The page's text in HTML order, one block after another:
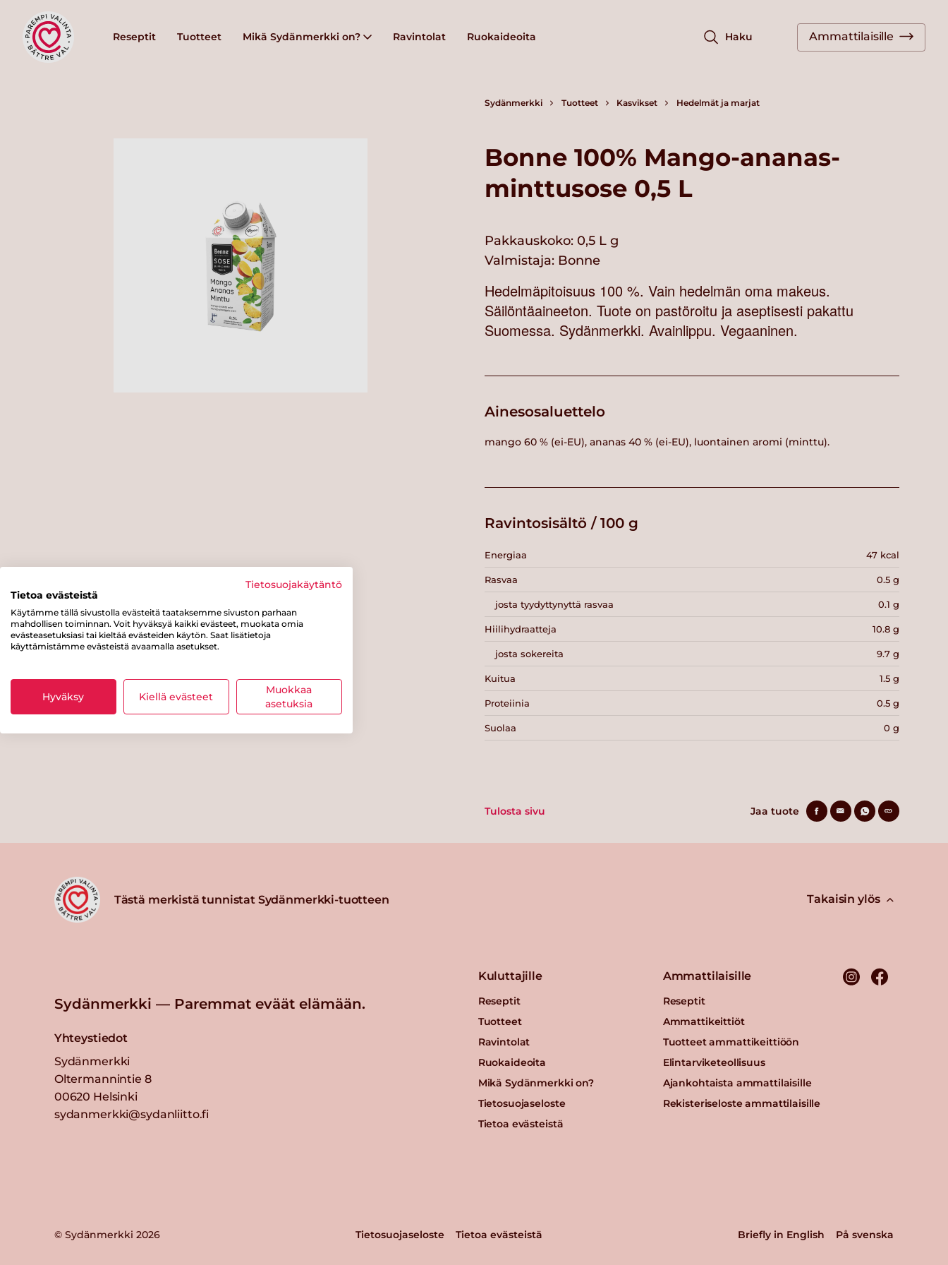
Reseptit Tuotteet Mikä Sydänmerkki on? Ravintolat Ruokaideoita Haku Ammattilaisille
Sydänmerkki Tuotteet Kasvikset Hedelmät ja marjat
Bonne 100% Mango-ananas-
minttusose 0,5 L
Pakkauskoko: 0,5 L g
Valmistaja: Bonne
Hedelmäpitoisuus 100 %. Vain hedelmän oma makeus.
Säilöntäaineeton. Tuote on pastöroitu ja aseptisesti pakattu
Suomessa. Sydänmerkki. Avainlippu. Vegaaninen.
Ainesosaluettelo
mango 60 % (ei-EU), ananas 40 % (ei-EU), luontainen aromi (minttu).
Ravintosisältö / 100 g
Energiaa 47 kcal
Rasvaa 0.5 g
josta tyydyttynyttä rasvaa 0.1 g
Hiilihydraatteja 10.8 g
josta sokereita 9.7 g
Kuitua 1.5 g
Proteiinia 0.5 g
Suolaa 0 g
Tulosta sivu Jaa tuote
Tästä merkistä tunnistat Sydänmerkki-tuotteen Takaisin ylös
Sydänmerkki — Paremmat eväät elämään.
Yhteystiedot
Sydänmerkki
Oltermannintie 8
00620 Helsinki
sydanmerkki@sydanliitto.fi
Kuluttajille
Reseptit
Tuotteet
Ravintolat
Ruokaideoita
Mikä Sydänmerkki on?
Tietosuojaseloste
Tietoa evästeistä
Ammattilaisille
Reseptit
Ammattikeittiöt
Tuotteet ammattikeittiöön
Elintarviketeollisuus
Ajankohtaista ammattilaisille
Rekisteriseloste ammattilaisille
© Sydänmerkki 2026 Tietosuojaseloste Tietoa evästeistä Briefly in English På svenska
Tietosuojakäytäntö
Tietoa evästeistä
Käytämme tällä sivustolla evästeitä taataksemme sivuston parhaan
mahdollisen toiminnan. Voit hyväksyä kaikki evästeet, muokata omia
evästeasetuksiasi tai kieltää evästeiden käytön. Saat lisätietoja
käyttämistämme evästeistä avaamalla asetukset.
Hyväksy Kiellä evästeet
Muokkaa
asetuksia